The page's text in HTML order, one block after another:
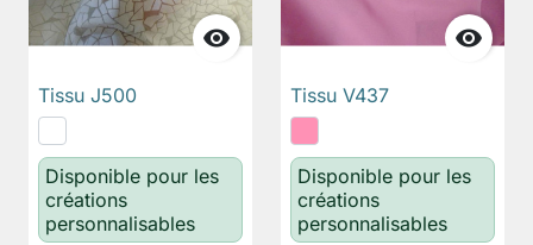

Tissu J500
Disponible pour les
créations
personnalisables

Tissu V437
Disponible pour les
créations
personnalisables